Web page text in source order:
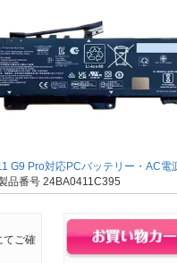
G9 Pro対応PCバッテリー・AC電
品番号 24BA0411C395
てご確